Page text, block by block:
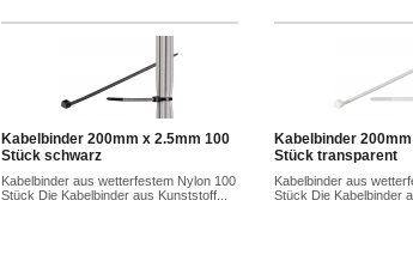
Kabelbinder 200mm x 2.5mm 100
Stück schwarz
Kabelbinder aus wetterfestem Nylon 100
Stück Die Kabelbinder aus Kunststoff...
Kabelbinder
Stück transparent
Kabelbinder aus
Stück Die Kabelbinder